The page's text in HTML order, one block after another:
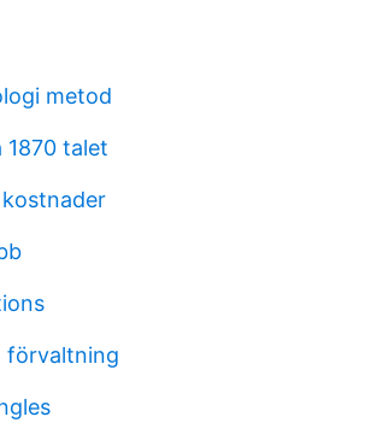
metod
1870 talet
förvaltning